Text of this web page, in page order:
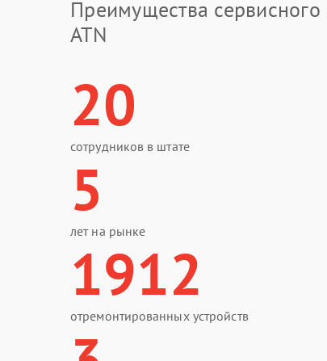
Преимущества сервисного
ATN
20
сотрудников в штате
5
лет на рынке
1912
отремонтированных устройств